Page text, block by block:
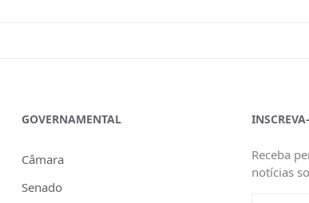
GOVERNAMENTAL
Câmara
Senado
Receba
notícias